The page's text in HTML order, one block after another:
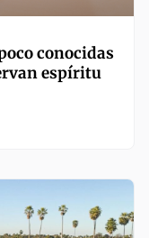
conocidas
espíritu